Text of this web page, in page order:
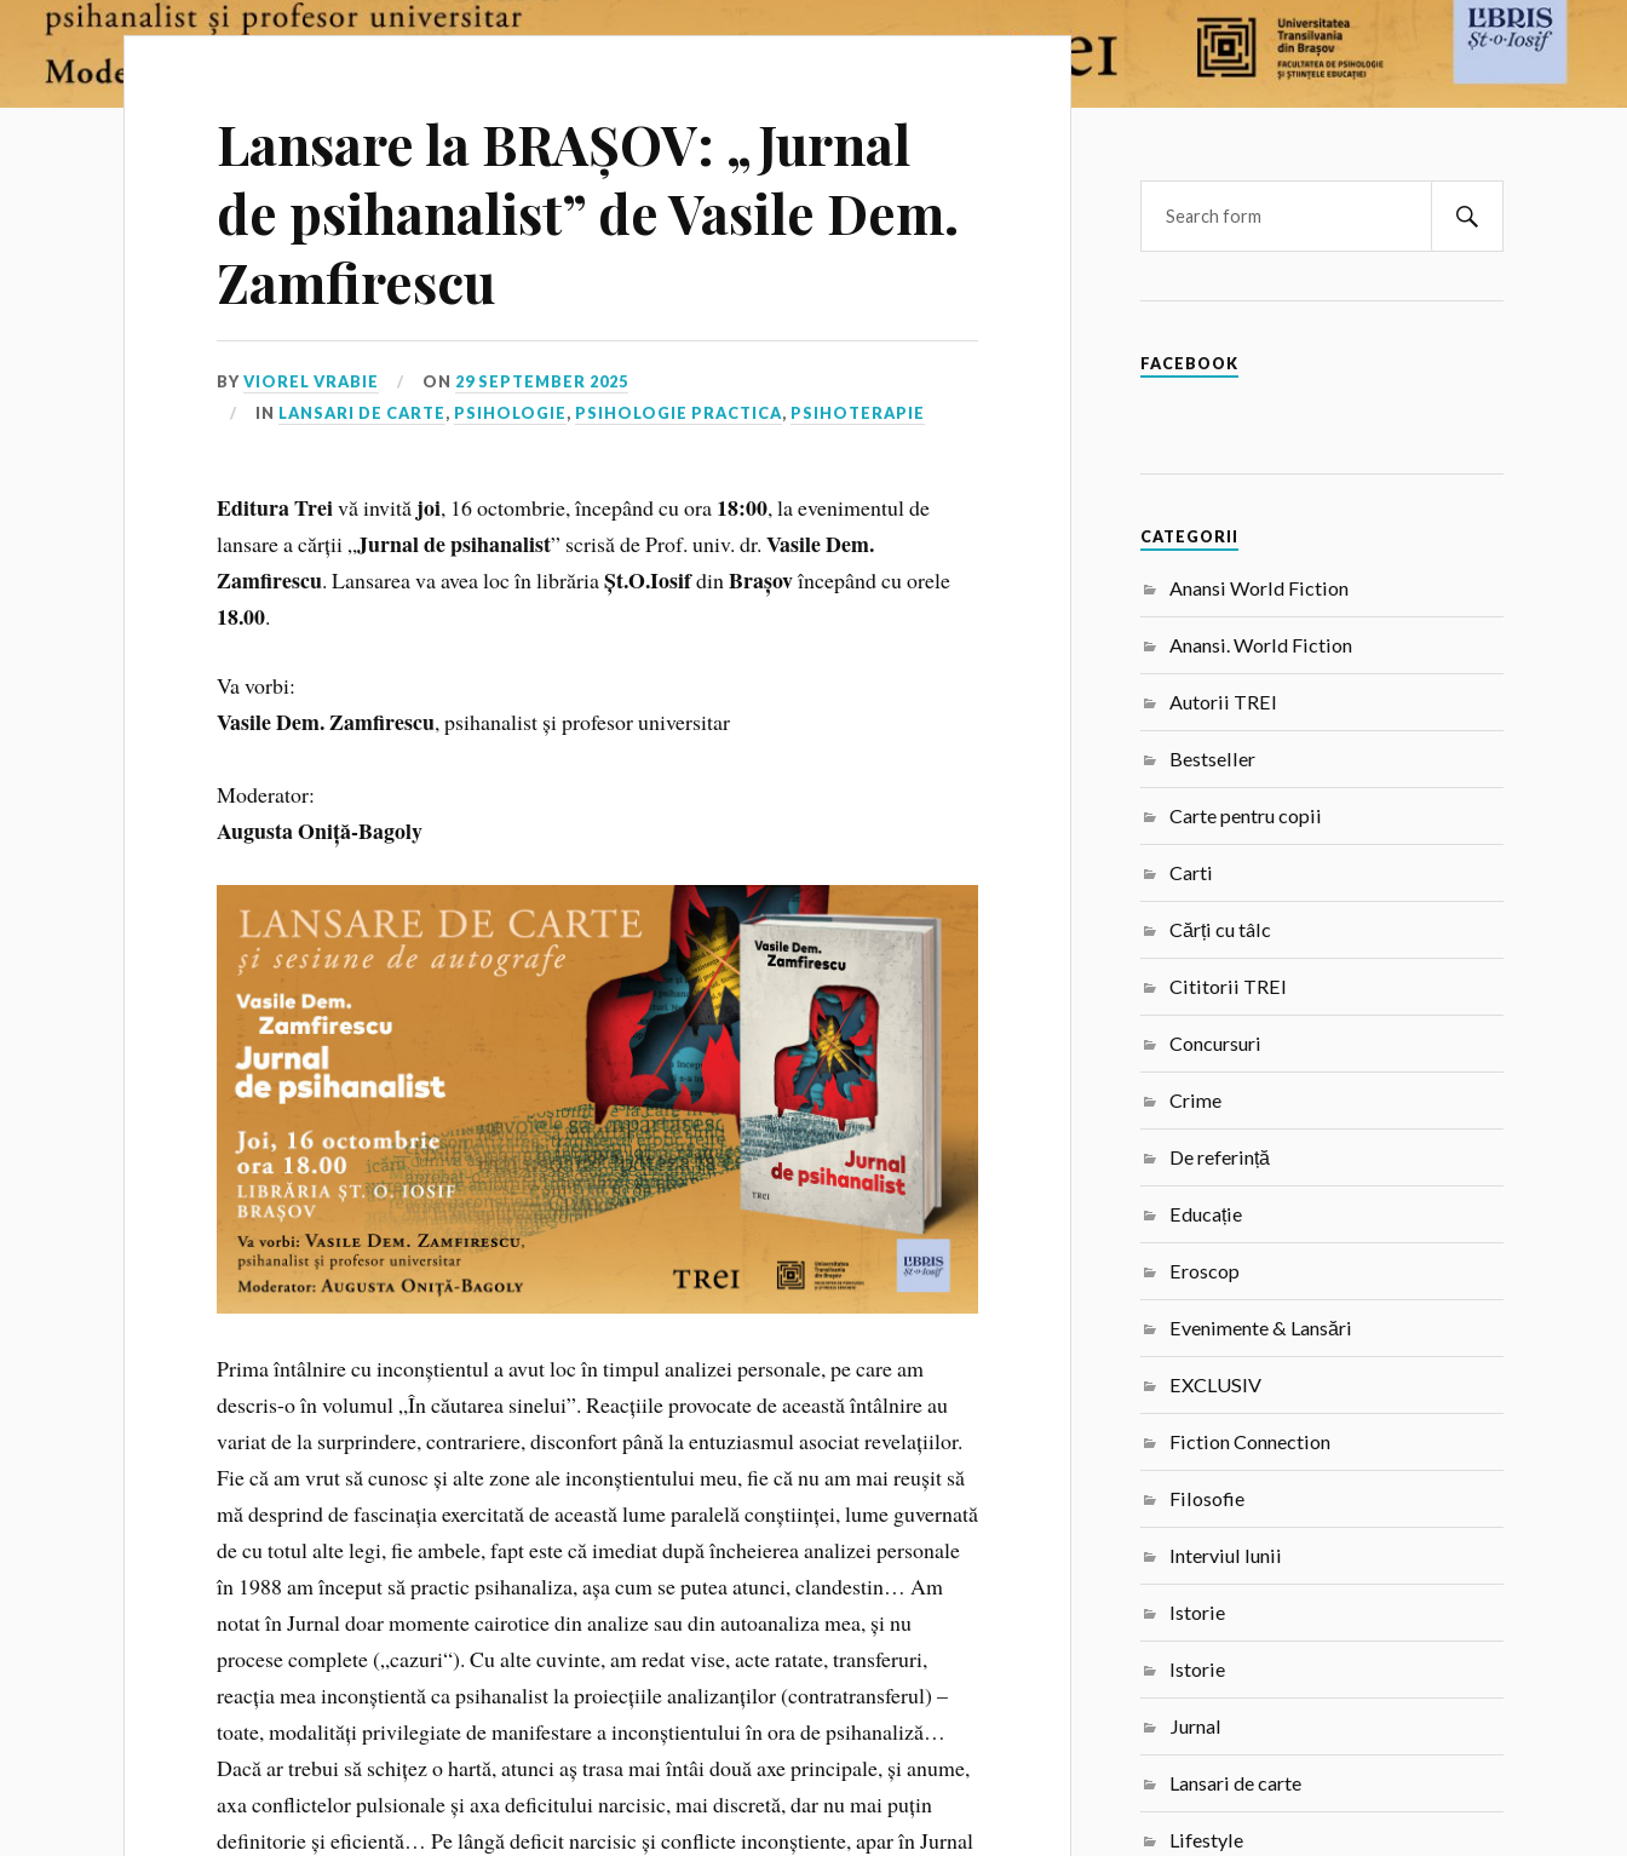
Lansare la BRAȘOV: „Jurnal
de psihanalist” de Vasile Dem.
Zamfirescu
BYVIOREL VRABIE ON 29 SEPTEMBER 2025
IN LANSARI DE CARTE, PSIHOLOGIE, PSIHOLOGIE PRACTICA, PSIHOTERAPIE
Editura Treivă invită joi, 16 octombrie, începând cu ora 18:00, la evenimentul de
lansare a cărții „Jurnal de psihanalist” scrisă de Prof. univ. dr.Vasile Dem.
Zamfirescu. Lansarea va avea loc în librăriaȘt.O.IosifdinBrașovîncepând cu orele
18.00.
Va vorbi:
Vasile Dem. Zamfirescu, psihanalist și profesor universitar
Moderator:
Augusta Oniță-Bagoly
Prima întâlnire cu inconștientul a avut loc în timpul analizei personale, pe care am
descris-o în volumul „În căutarea sinelui”. Reacțiile provocate de această întâlnire au
variat de la surprindere, contrariere, disconfort până la entuziasmul asociat revelațiilor.
Fie că am vrut să cunosc și alte zone ale inconștientului meu, fie că nu am mai reușit să
mă desprind de fascinația exercitată de această lume paralelă conștiinței, lume guvernată
de cu totul alte legi, fie ambele, fapt este că imediat după încheierea analizei personale
în 1988 am început să practic psihanaliza, așa cum se putea atunci, clandestin… Am
notat în Jurnal doar momente cairotice din analize sau din autoanaliza mea, și nu
procese complete („cazuri“). Cu alte cuvinte, am redat vise, acte ratate, transferuri,
reacția mea inconștientă ca psihanalist la proiecțiile analizanților (contratransferul) –
toate, modalități privilegiate de manifestare a inconștientului în ora de psihanaliză…
Dacă ar trebui să schițez o hartă, atunci aș trasa mai întâi două axe principale, și anume,
axa conflictelor pulsionale și axa deficitului narcisic, mai discretă, dar nu mai puțin
definitorie și eficientă… Pe lângă deficit narcisic și conflicte inconștiente, apar în Jurnal
FACEBOOK
CATEGORII
Anansi World Fiction
Anansi. World Fiction
Autorii TREI
Bestseller
Carte pentru copii
Carti
Cărți cu tâlc
Cititorii TREI
Concursuri
Crime
De referință
Educație
Eroscop
Evenimente & Lansări
EXCLUSIV
Fiction Connection
Filosofie
Interviul lunii
Istorie
Istorie
Jurnal
Lansari de carte
Lifestyle